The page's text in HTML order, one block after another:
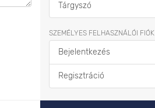
Tárgyszó
SZEMÉLYES FELHASZNÁLÓI FIÓK
Bejelentkezés
Regisztráció